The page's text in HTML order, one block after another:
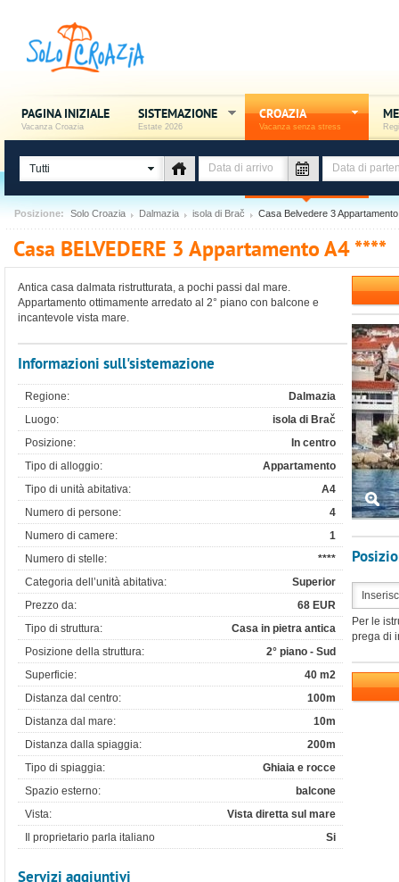
PAGINA INIZIALE
Vacanza Croazia
SISTEMAZIONE
Estate 2026
CROAZIA
Vacanza senza stress
Tutti
Posizione: Solo Croazia Dalmazia isola di Brač Casa Belvedere 3 Appartamento
Casa BELVEDERE 3 Appartamento A4 ****
Antica casa dalmata ristrutturata, a pochi passi dal mare.
Appartamento ottimamente arredato al 2° piano con balcone e
incantevole vista mare.
Informazioni sull'sistemazione
Regione:
Dalmazia
Luogo:
isola di Brač
Posizione:
In centro
Tipo di alloggio:
Appartamento
Tipo di unità abitativa:
A4
Numero di persone:
4
Numero di camere:
1
Numero di stelle:
****
Categoria dell’unità abitativa:
Superior
Prezzo da:
68 EUR
Tipo di struttura:
Casa in pietra antica
Posizione della struttura:
2° piano - Sud
Superficie:
40 m2
Distanza dal centro:
100m
Distanza dal mare:
10m
Distanza dalla spiaggia:
200m
Tipo di spiaggia:
Ghiaia e rocce
Spazio esterno:
balcone
Vista:
Vista diretta sul mare
Il proprietario parla italiano
Si
Servizi aggiuntivi
Per le
prega di